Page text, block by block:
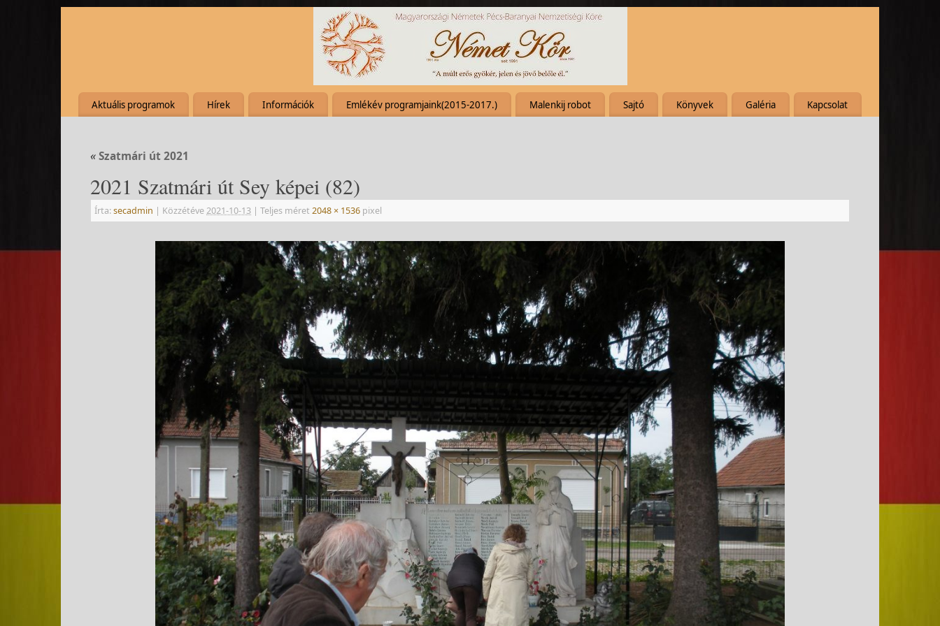
Aktuális programok Hírek Információk Emlékév programjaink(2015-2017.) Malenkij robot Sajtó Könyvek Galéria Kapcsolat
«Szatmári út 2021
2021 Szatmári út Sey képei (82)
Írta:secadmin | Közzétéve2021-10-13 | Teljes méret 2048 × 1536 pixel